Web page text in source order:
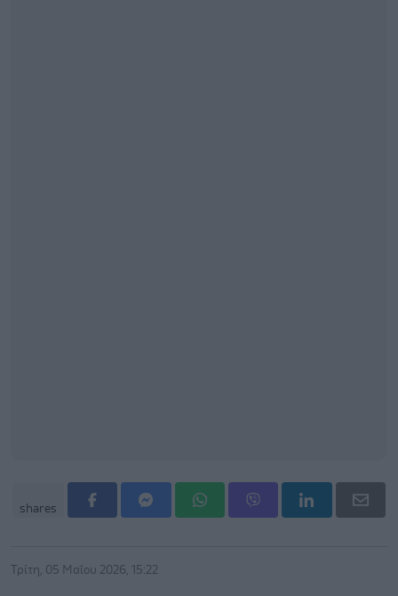
shares
Τρίτη, 05 Μαΐου 2026, 15:22